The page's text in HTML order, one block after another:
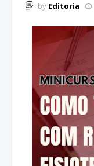
by Editoria